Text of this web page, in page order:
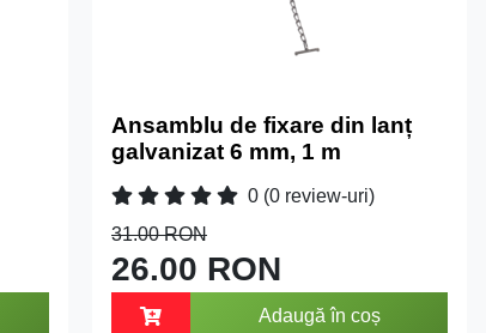
Ansamblu de fixare din lanț
galvanizat 6 mm, 1 m
0 (0 review-uri)
31.00 RON
26.00 RON
Adaugă în coș